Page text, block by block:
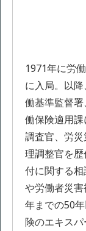
1971年に労
に入局。以
働基準監督
働保険適用
調査官、労
理調整官を
付に関する
や労働者災
年までの50
険のエキス